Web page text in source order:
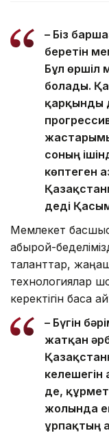
– Біз
беретін
Бұл өршіл
болады.
қарқынды
соның
көптеген
деді
Мемлекет
абырой-
таланттар,
технологиялар
керектігін баса
– Бүгін
жатқан
келешегін
де,
жолында
ұрпақтың